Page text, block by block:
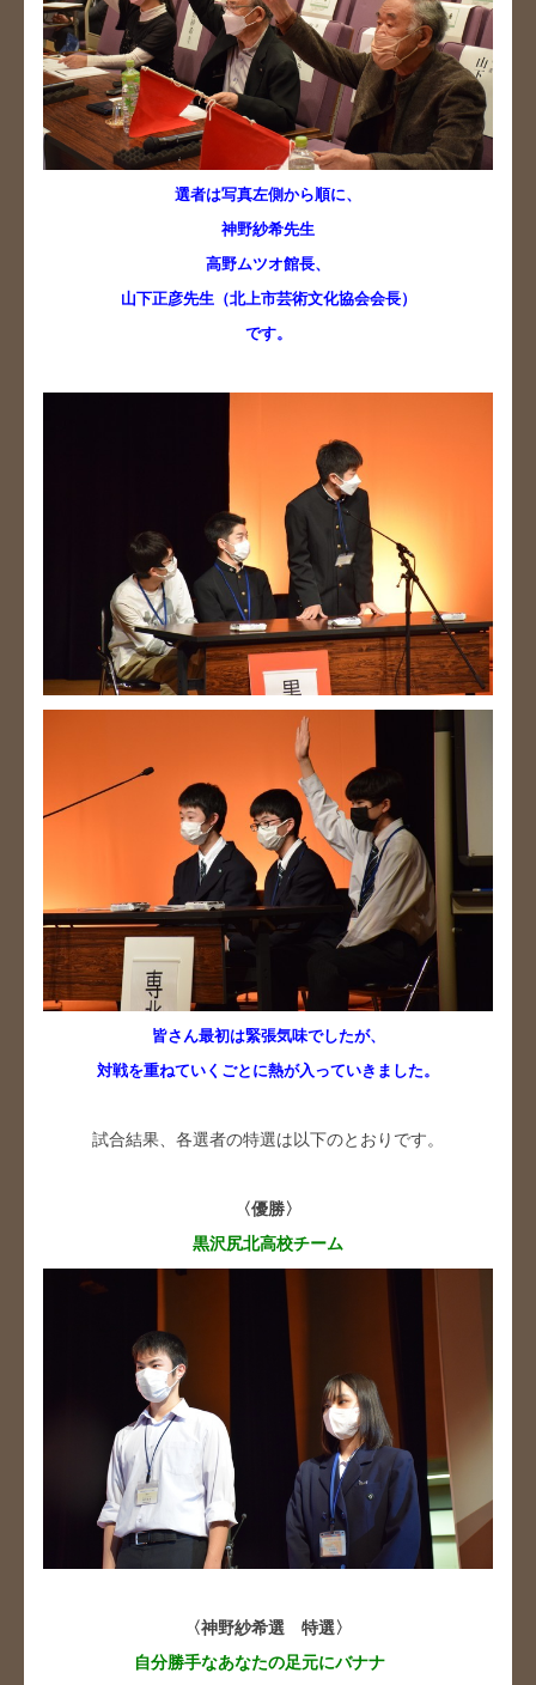
選者は写真左側から順に、
神野紗希先生
高野ムツオ館長、
山下正彦先生（北上市芸術文化協会会長）
です。
皆さん最初は緊張気味でしたが、
対戦を重ねていくごとに熱が入っていきました。
試合結果、各選者の特選は以下のとおりです。
〈優勝〉
黒沢尻北高校チーム
〈神野紗希選 特選〉
自分勝手なあなたの足元にバナナ